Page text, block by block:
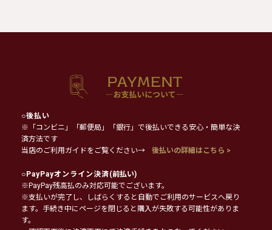
○後払い
※「コンビニ」「郵便局」「銀行」で後払いできる安心・簡単な決
済方法です
当店のご利用ガイドをご覧ください→
後払いの詳細はこちら >
○PayPayオンライン決済(前払い)
※PayPay残高払のみ対応可能でございます。
※支払いが完了し、しばらくすると自動でご利用のサービスへ戻り
ます。手続き中にページを閉じると購入が失敗する可能性がありま
す。